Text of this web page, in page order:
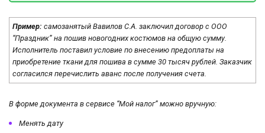
Пример:самозанятый Вавилов С.А. заключил договор с ООО
“Праздник” на пошив новогодних костюмов на общую сумму.
Исполнитель поставил условие по внесению предоплаты на
приобретение ткани для пошива в сумме 30 тысяч рублей. Заказчик
согласился перечислить аванс после получения счета.
В форме документа в сервисе “Мой налог” можно вручную:
Менять дату